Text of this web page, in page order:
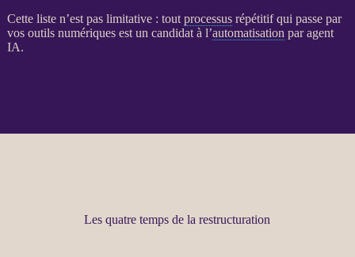
Cette liste n’est pas limitative : tout processusrépétitif qui passe par
vos outils numériques est un candidat à l’automatisation paragent
IA.
Les quatre temps de la restructuration